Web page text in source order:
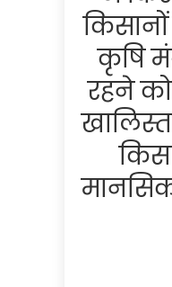
कृषि
रहने